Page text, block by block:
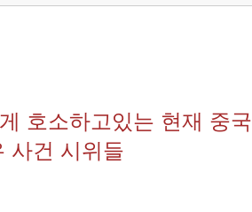
호소하고있는 현재 중국
사건 시위들